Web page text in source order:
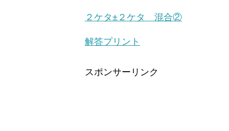
２ケタ±２ケタ 混合②
解答プリント
スポンサーリンク